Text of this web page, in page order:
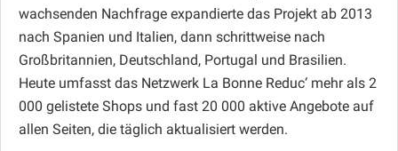
wachsenden Nachfrage expandierte das Projekt ab 2013
nach Spanien und Italien, dann schrittweise nach
Großbritannien, Deutschland, Portugal und Brasilien.
Heute umfasst das Netzwerk La Bonne Reduc‘ mehr als 2
000 gelistete Shops und fast 20 000 aktive Angebote auf
allen Seiten, die täglich aktualisiert werden.